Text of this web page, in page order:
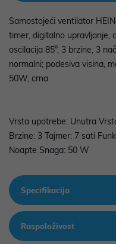
Samostojeći ventilator
timer, digitalno upravljanje,
oscilacija 85°, 3 brzine, 3
normalni; podesiva visina,
50W, crna
Vrsta upotrebe: Unutra
Brzine: 3 Tajmer: 7 sati
Noapte Snaga: 50 W
Specifikacija
Raspoloživost